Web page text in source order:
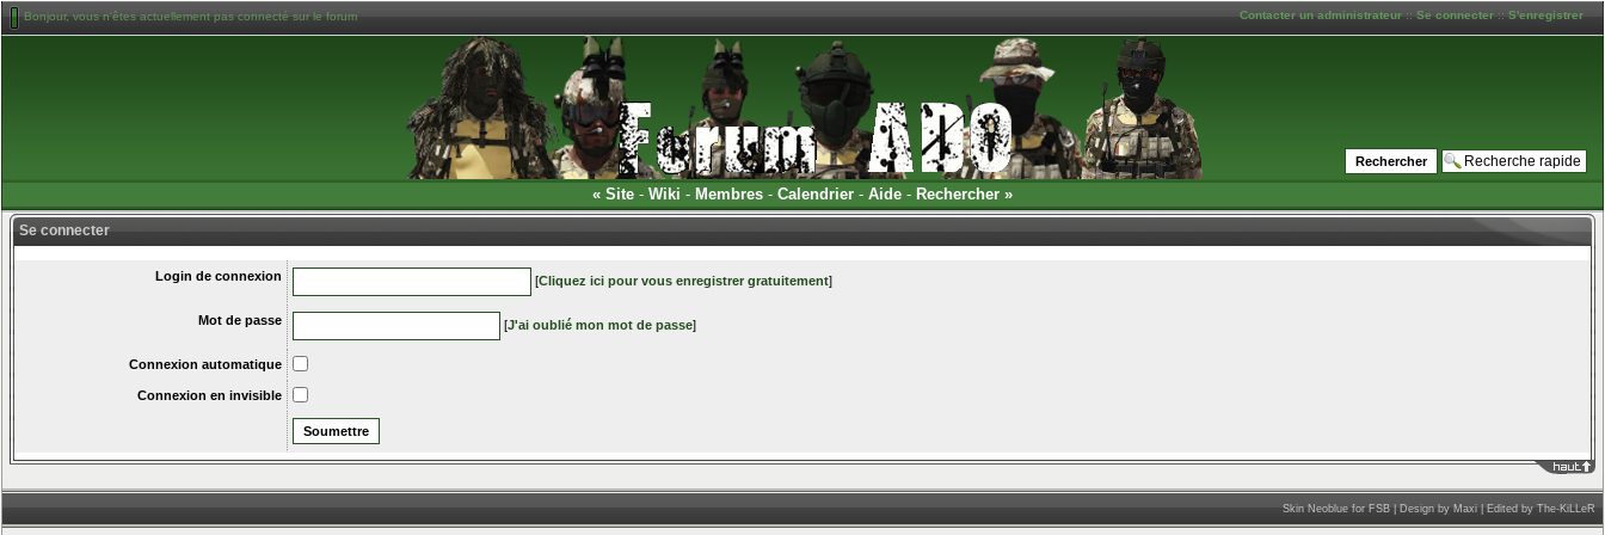
Bonjour, vous n'êtes actuellement pas connecté sur le forum Contacter un administrateur::Se connecter::S'enregistrer
« Site - Wiki - Membres - Calendrier - Aide - Rechercher »
Se connecter
Login de connexion [Cliquez ici pour vous enregistrer gratuitement]
Mot de passe [J'ai oublié mon mot de passe]
Connexion automatique
Connexion en invisible
____
Skin Neoblue for FSB | Design by Maxi | Edited by The-KiLLeR